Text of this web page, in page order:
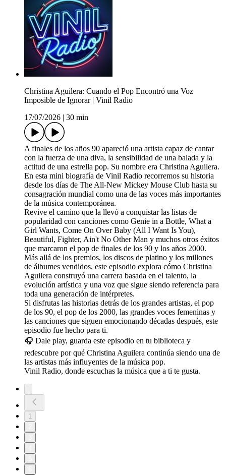
Christina Aguilera: Cuando el Pop Encontró una Voz
Imposible de Ignorar | Vinil Radio
17/07/2026
30 min
A finales de los años 90 apareció una artista capaz de cantar
con la fuerza de una diva, la sensibilidad de una balada y la
actitud de una estrella pop. Su nombre era Christina Aguilera.
En esta mini biografía de Vinil Radio recorremos su historia
desde los días de The All-New Mickey Mouse Club hasta su
consagración mundial como una de las voces más importantes
de la música contemporánea.
Revive el camino que la llevó a conquistar las listas de
popularidad con canciones como Genie in a Bottle, What a
Girl Wants, Come On Over Baby (All I Want Is You),
Beautiful, Fighter, Ain't No Other Man y muchos otros éxitos
que marcaron el pop de finales de los 90 y los años 2000.
Más allá de los premios, los discos de platino y los millones
de álbumes vendidos, este episodio explora cómo Christina
Aguilera construyó una carrera basada en el talento, la
evolución artística y una voz que sigue siendo referencia para
toda una generación de intérpretes.
Si disfrutas las historias detrás de los grandes artistas, el pop
de los 90, el pop de los 2000, las grandes voces femeninas y
las canciones que siguen emocionando décadas después, este
episodio fue hecho para ti.
🎧 Dale play, guarda este episodio en tu biblioteca y
redescubre por qué Christina Aguilera continúa siendo una de
las artistas más influyentes de la música pop.
Vinil Radio, donde escuchas la música que a ti te gusta.
1